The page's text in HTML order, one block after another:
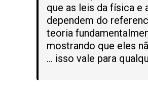
que as leis da física
dependem do
teoria
mostrando que eles
… isso vale para